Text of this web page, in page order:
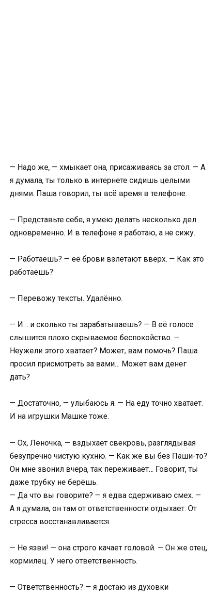
— Надо же, — хмыкает она, присаживаясь за стол. — А
я думала, ты только в интернете сидишь целыми
днями. Паша говорил, ты всё время в телефоне.
— Представьте себе, я умею делать несколько дел
одновременно. И в телефоне я работаю, а не сижу.
— Работаешь? — её брови взлетают вверх. — Как это
работаешь?
— Перевожу тексты. Удалённо.
— И… и сколько ты зарабатываешь? — В её голосе
слышится плохо скрываемое беспокойство. —
Неужели этого хватает? Может, вам помочь? Паша
просил присмотреть за вами… Может вам денег
дать?
— Достаточно, — улыбаюсь я. — На еду точно хватает.
И на игрушки Машке тоже.
— Ох, Леночка, — вздыхает свекровь, разглядывая
безупречно чистую кухню. — Как же вы без Паши-то?
Он мне звонил вчера, так переживает… Говорит, ты
даже трубку не берёшь.
— Да что вы говорите? — я едва сдерживаю смех. —
А я думала, он там от ответственности отдыхает. От
стресса восстанавливается.
— Не язви! — она строго качает головой. — Он же отец,
кормилец. У него ответственность.
— Ответственность? — я достаю из духовки